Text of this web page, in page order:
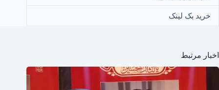
خرید بک لینک
اخبار مرتبط